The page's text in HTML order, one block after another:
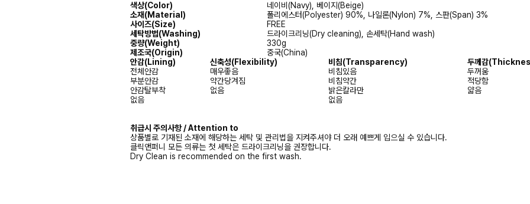
색상(Color)
네이비(Navy), 베이지(Beige)
소재(Material)
폴리에스터(Polyester) 90%, 나일론(Nylon) 7%, 스판(Span) 3%
사이즈(Size)
FREE
세탁방법(Washing)
드라이크리닝(Dry cleaning), 손세탁(Hand wash)
중량(Weight)
330g
제조국(Origin)
중국(China)
안감(Lining) 신축성(Flexibility) 비침(Transparency) 두께감
전체안감
매우좋음 비침있음 두꺼움
부분안감
약간당겨짐 비침약간 적당함
안감탈부착
없음 밝은칼라만 얇음
없음
없음
취급시 주의사항 / Attention to
상품별로 기재된 소재에 해당하는 세탁 및 관리법을 지켜주셔야 더 오래 예쁘게 입으실 수 있습니다.
클릭앤퍼니 모든 의류는 첫 세탁은 드라이크리닝을 권장합니다.
Dry Clean is recommended on the first wash.